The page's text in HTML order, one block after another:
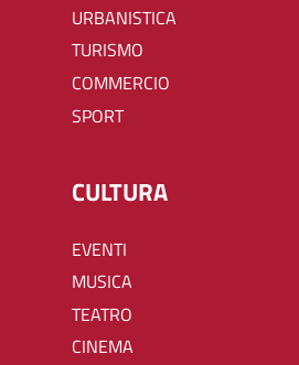
URBANISTICA
TURISMO
COMMERCIO
SPORT
CULTURA
EVENTI
MUSICA
TEATRO
CINEMA